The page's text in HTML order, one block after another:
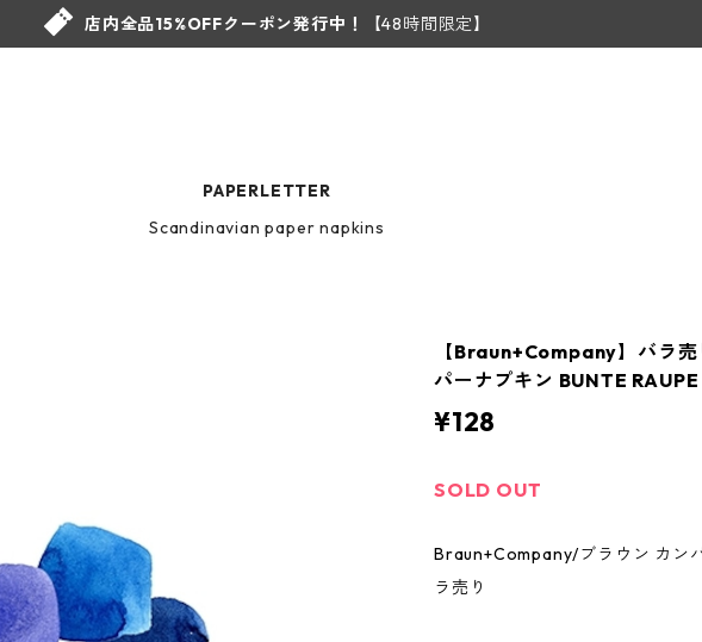
店内全品15%OFFクーポン発行中！ 【48時間限定】
PAPERLETTER
Scandinavian paper napkins
【Braun+Company】バラ
パーナプキン BUNTE
¥128
SOLD OUT
Braun+Company/ブラウン カン
ラ売り